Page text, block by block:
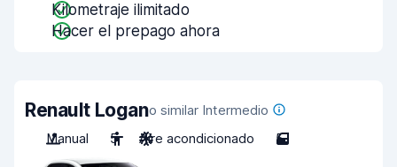
Kilometraje ilimitado
Hacer el prepago ahora
Renault Logano similar Intermedio
Manual
5 Aire acondicionado 5